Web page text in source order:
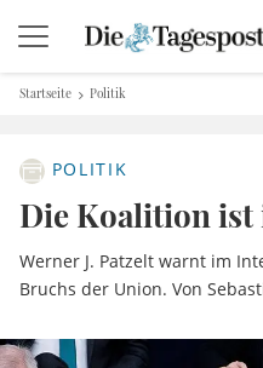
Startseite Politik
POLITIK
Die Koalition
Werner J. Patzelt warnt im
Bruchs der Union. Von